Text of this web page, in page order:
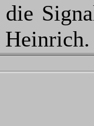
Heinrich.